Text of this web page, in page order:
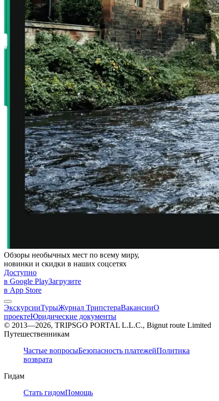
Обзоры необычных мест по всему миру,
новинки и скидки в наших соцсетях
Доступно
в Google PlayЗагрузите
в App Store
ЭкскурсииТурыЖурнал ТрипстераВакансииО
проектеЮридические документы
© 2013—2026, TRIPSGO PORTAL L.L.C., Bignut route Limited
Путешественникам
Частые вопросыБезопасность платежейПолитика
возврата
Гидам
Стать гидомПомощь